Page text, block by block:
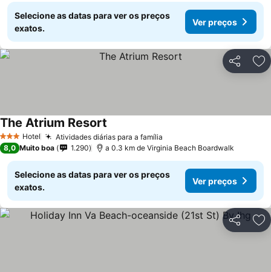
Selecione as datas para ver os preços
exatos.
Ver preços
Partilhar
3 EstrelasHotel Atividades diárias para a família
The Atrium Resort
8,0 Muito boa 1.290 a 0.3 km de Virginia Beach Boardwalk
Selecione as datas para ver os preços
exatos.
Ver preços
Partilhar